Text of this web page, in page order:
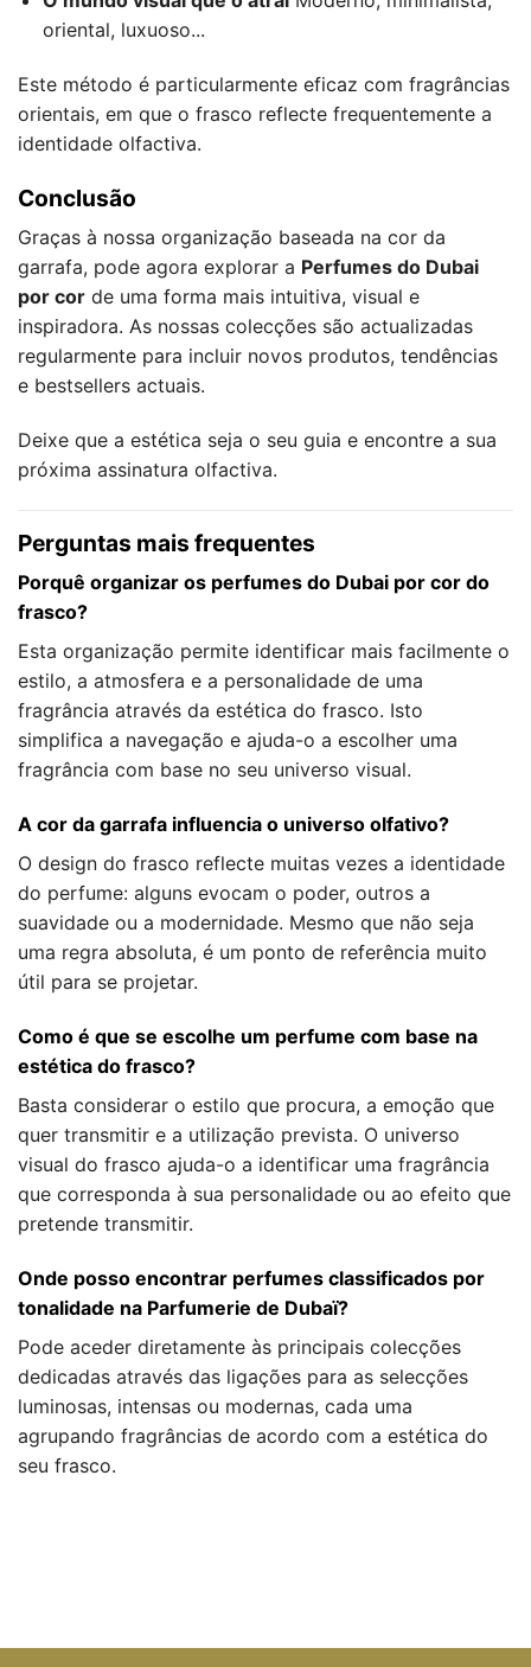
oriental, luxuoso...
Este método é particularmente eficaz com fragrâncias
orientais, em que o frasco reflecte frequentemente a
identidade olfactiva.
Conclusão
Graças à nossa organização baseada na cor da
garrafa, pode agora explorar a Perfumes do Dubai
por cor de uma forma mais intuitiva, visual e
inspiradora. As nossas colecções são actualizadas
regularmente para incluir novos produtos, tendências
e bestsellers actuais.
Deixe que a estética seja o seu guia e encontre a sua
próxima assinatura olfactiva.
Perguntas mais frequentes
Porquê organizar os perfumes do Dubai por cor do
frasco?
Esta organização permite identificar mais facilmente o
estilo, a atmosfera e a personalidade de uma
fragrância através da estética do frasco. Isto
simplifica a navegação e ajuda-o a escolher uma
fragrância com base no seu universo visual.
A cor da garrafa influencia o universo olfativo?
O design do frasco reflecte muitas vezes a identidade
do perfume: alguns evocam o poder, outros a
suavidade ou a modernidade. Mesmo que não seja
uma regra absoluta, é um ponto de referência muito
útil para se projetar.
Como é que se escolhe um perfume com base na
estética do frasco?
Basta considerar o estilo que procura, a emoção que
quer transmitir e a utilização prevista. O universo
visual do frasco ajuda-o a identificar uma fragrância
que corresponda à sua personalidade ou ao efeito que
pretende transmitir.
Onde posso encontrar perfumes classificados por
tonalidade na Parfumerie de Dubaï?
Pode aceder diretamente às principais colecções
dedicadas através das ligações para as selecções
luminosas, intensas ou modernas, cada uma
agrupando fragrâncias de acordo com a estética do
seu frasco.